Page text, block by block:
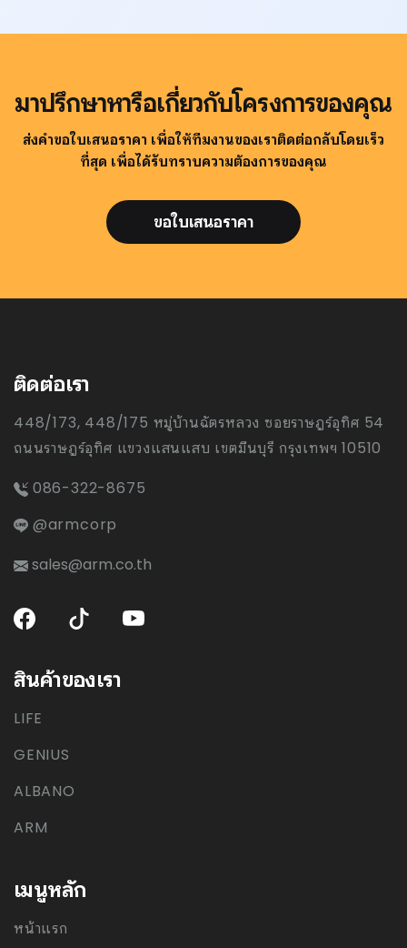
มาปรึกษาหารือเกี่ยวกับโครงการของคุณ
ส่งคำขอใบเสนอราคา เพื่อให้ทีมงานของเราติดต่อกลับโดยเร็ว
ที่สุด เพื่อได้รับทราบความต้องการของคุณ
ขอใบเสนอราคา
ติดต่อเรา
448/173, 448/175 หมู่บ้านฉัตรหลวง ซอยราษฎร์อุทิศ 54
ถนนราษฎร์อุทิศ แขวงแสนแสบ เขตมีนบุรี กรุงเทพฯ 10510
086-322-8675
@armcorp
sales@arm.co.th
สินค้าของเรา
LIFE
GENIUS
ALBANO
ARM
เมนูหลัก
หน้าแรก